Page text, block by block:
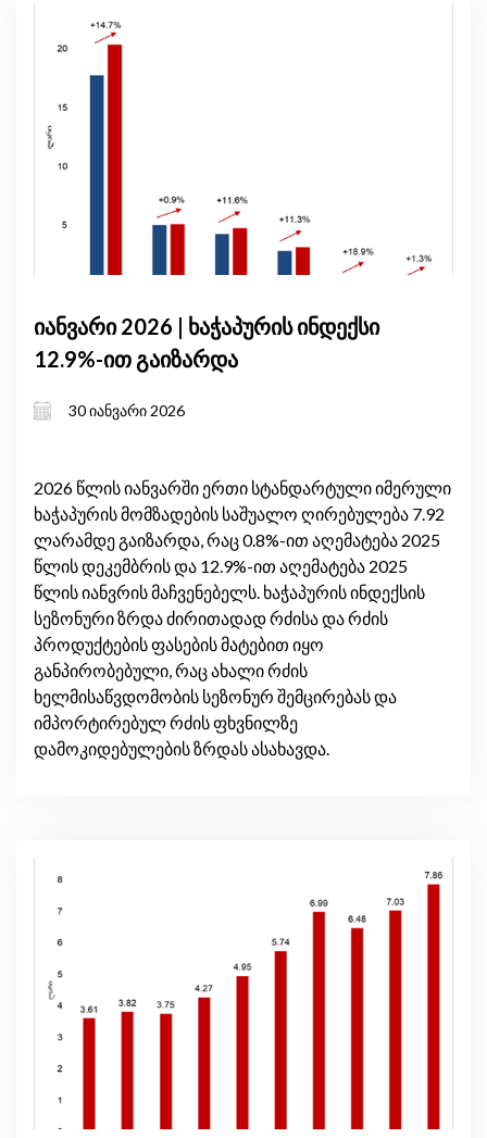
იანვარი 2026 | ხაჭაპურის ინდექსი
12.9%-ით გაიზარდა
30 იანვარი 2026
2026 წლის იანვარში ერთი სტანდარტული იმერული
ხაჭაპურის მომზადების საშუალო ღირებულება 7.92
ლარამდე გაიზარდა, რაც 0.8%-ით აღემატება 2025
წლის დეკემბრის და 12.9%-ით აღემატება 2025
წლის იანვრის მაჩვენებელს. ხაჭაპურის ინდექსის
სეზონური ზრდა ძირითადად რძისა და რძის
პროდუქტების ფასების მატებით იყო
განპირობებული, რაც ახალი რძის
ხელმისაწვდომობის სეზონურ შემცირებას და
იმპორტირებულ რძის ფხვნილზე
დამოკიდებულების ზრდას ასახავდა.